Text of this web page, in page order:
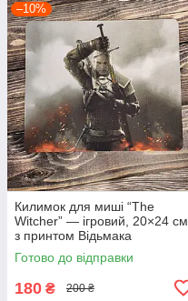
–10%
Килимок для миші “The
Witcher” — ігровий, 20×24 см,
з принтом Відьмака
Готово до відправки
180 ₴ 200 ₴